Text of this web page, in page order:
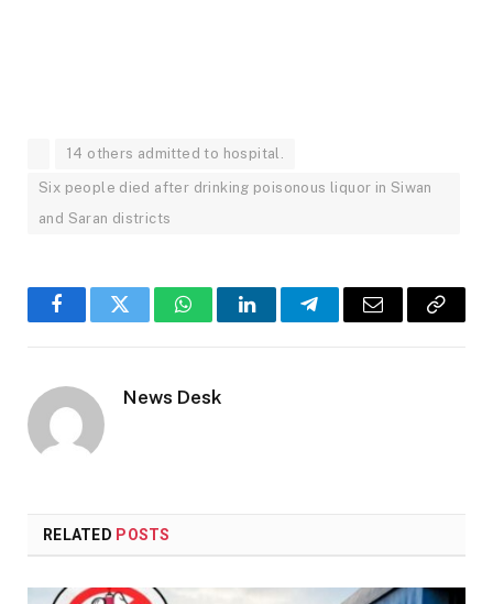
14 others admitted to hospital.
Six people died after drinking poisonous liquor in Siwan
and Saran districts
FacebookTwitter WhatsAppLinkedInTelegramEmail
Copy
News Desk
RELATED POSTS